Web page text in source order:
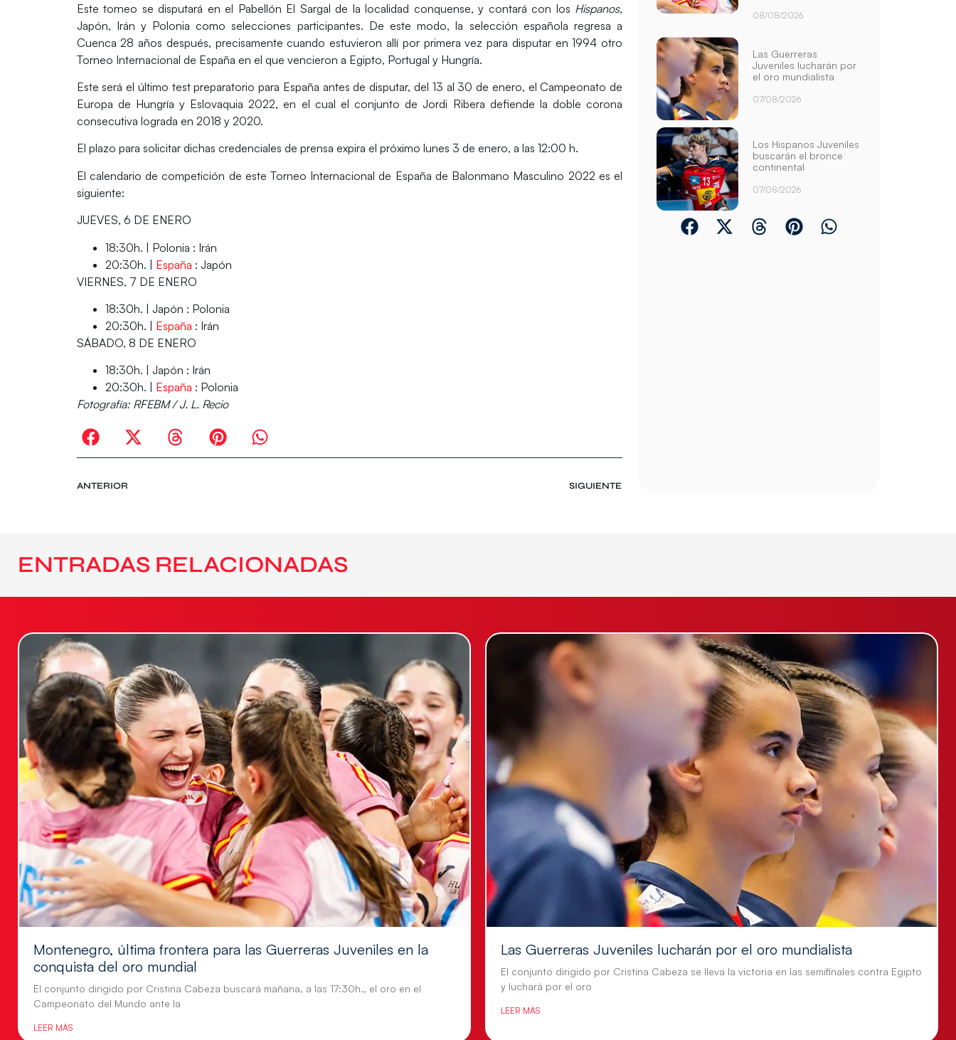
Este torneo se disputará en el Pabellón El Sargal de la localidad conquense, y contará con los Hispanos,
Japón, Irán y Poloniacomo selecciones participantes. De este modo, la selección española regresa a
Cuenca 28 años después, precisamente cuando estuvieron allí por primera vez para disputar en 1994 otro
Torneo Internacional de España en el que vencieron a Egipto, Portugal y Hungría.
Este será el último test preparatorio para España antes de disputar, del 13 al 30 de enero, el Campeonato de
Europa de Hungría y Eslovaquia 2022, en el cual el conjunto de Jordi Ribera defiende la doble corona
consecutiva lograda en 2018 y 2020.
El plazo para solicitar dichas credenciales de prensa expira el próximo lunes 3 de enero, a las 12:00 h.
El calendariode competición de este Torneo Internacional de España de Balonmano Masculino 2022 es el
siguiente:
JUEVES, 6 DE ENERO
18:30h. | Polonia : Irán
20:30h. | España : Japón
VIERNES, 7 DE ENERO
18:30h. | Japón : Polonia
20:30h. | España : Irán
SÁBADO, 8 DE ENERO
18:30h. | Japón : Irán
20:30h. | España : Polonia
Fotografía: RFEBM / J. L. Recio
ANTERIOR SIGUIENTE
08/08/2026
Las Guerreras
Juveniles lucharán por
el oro mundialista
07/08/2026
Los Hispanos Juveniles
buscarán el bronce
continental
07/08/2026
ENTRADAS RELACIONADAS
Montenegro, última frontera para las Guerreras Juveniles en la
conquista del oro mundial
El conjunto dirigido por Cristina Cabeza buscará mañana, a las 17:30h., el oro en el
Campeonato del Mundo ante la
LEER MÁS
Las Guerreras Juveniles lucharán por el oro mundialista
El conjunto dirigido por Cristina Cabeza se lleva la victoria en las semifinales contra Egipto
y luchará por el oro
LEER MÁS